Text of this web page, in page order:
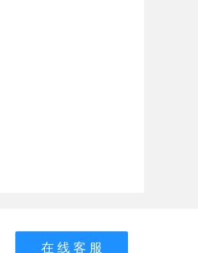
在 线 客 服